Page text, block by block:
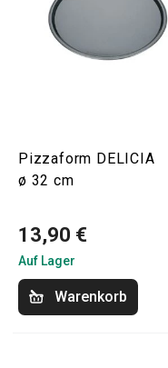
Pizzaform DELICIA
ø 32 cm
13,90 €
Auf Lager
Warenkorb